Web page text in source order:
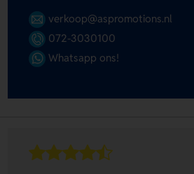
verkoop@aspromotions.nl
072-3030100
Whatsapp ons!